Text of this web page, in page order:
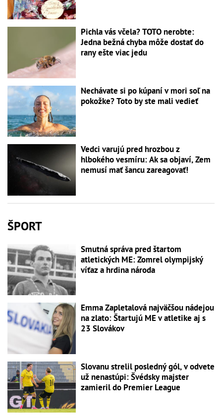
Pichla vás včela? TOTO nerobte:
Jedna bežná chyba môže dostať do
rany ešte viac jedu
Nechávate si po kúpaní v mori soľ na
pokožke? Toto by ste mali vedieť
Vedci varujú pred hrozbou z
hlbokého vesmíru: Ak sa objaví, Zem
nemusí mať šancu zareagovať!
ŠPORT
Smutná správa pred štartom
atletických ME: Zomrel olympijský
víťaz a hrdina národa
Emma Zapletalová najväčšou nádejou
na zlato: Štartujú ME v atletike aj s
23 Slovákov
Slovanu strelil posledný gól, v odvete
už nenastúpi: Švédsky majster
zamieril do Premier League